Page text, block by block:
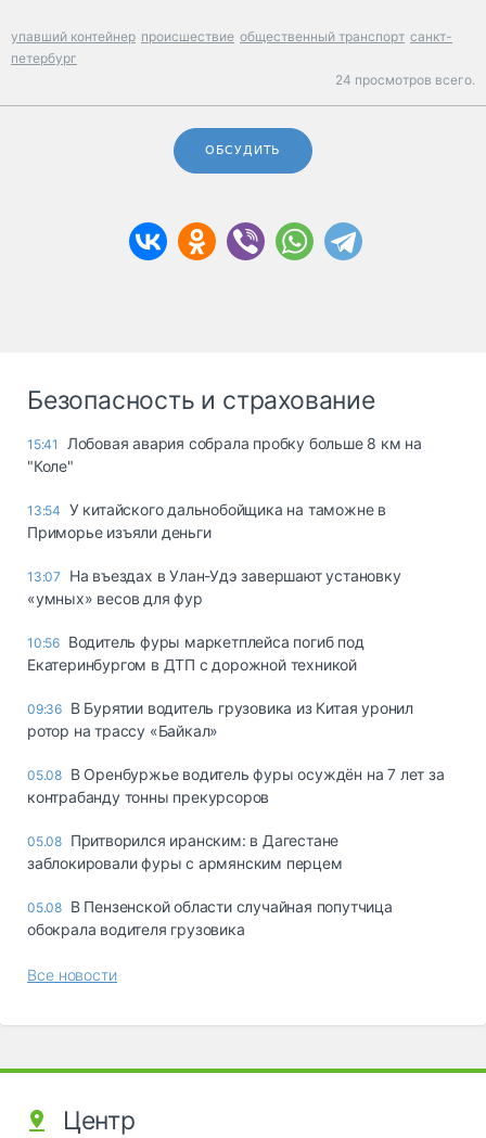
упавший контейнер происшествие общественный транспорт санкт-
петербург
24 просмотров всего.
ОБСУДИТЬ
Безопасность и страхование
15:41
Лобовая авария собрала пробку больше 8 км на
"Коле"
13:54 У китайского дальнобойщика на таможне в
Приморье изъяли деньги
13:07
Ha въeздax в Улaн-Удэ зaвepшaют ycтaнoвкy
«yмныx» вecoв для фyp
10:56 Водитель фуры маркетплейса погиб под
Екатеринбургом в ДТП с дорожной техникой
09:36 В Бурятии водитель грузовика из Китая уронил
ротор на трассу «Байкал»
05.08 В Оренбуржье водитель фуры осуждён на 7 лет за
контрабанду тонны прекурсоров
05.08 Притворился иранским: в Дагестане
заблокировали фуры с армянским перцем
05.08 В Пензенской области случайная попутчица
обокрала водителя грузовика
Все новости
Центр